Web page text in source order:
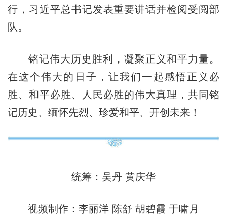
行，习近平总书记发表重要讲话并检阅受阅部
队。
铭记伟大历史胜利，凝聚正义和平力量。
在这个伟大的日子，让我们一起感悟正义必
胜、和平必胜、人民必胜的伟大真理，共同铭
记历史、缅怀先烈、珍爱和平、开创未来！
统筹：吴丹 黄庆华
视频制作：李丽洋 陈舒 胡碧霞 于啸月